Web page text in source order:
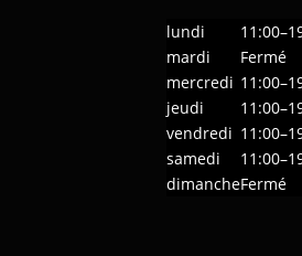
lundi
mardi
mercredi
jeudi
vendredi
samedi
dimanche
Fermé
Fermé